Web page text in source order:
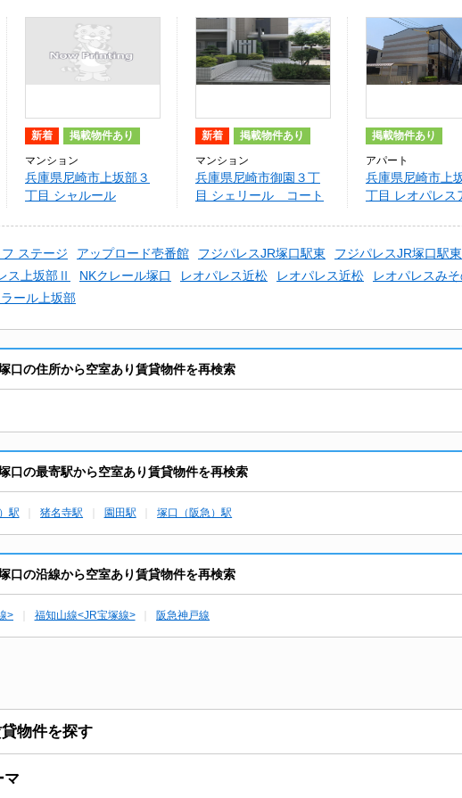
新着 掲載物件あり
マンション
兵庫県尼崎市上坂部３
丁目 シャルール
新着 掲載物件あり
マンション
兵庫県尼崎市御園３丁
目 シェリール コート
掲載物件あり
アパート
兵庫県尼崎市上
丁目 レオパレス
ステージ アップロード壱番館 フジパレスJR塚口駅東 フジパレスJR塚口駅東
ス上坂部Ⅱ NKクレール塚口 レオパレス近松 レオパレス近松 レオパレスみ
ール上坂部
口の住所から空室あり賃貸物件を再検索
口の最寄駅から空室あり賃貸物件を再検索
駅 猪名寺駅 園田駅 塚口（阪急）駅
口の沿線から空室あり賃貸物件を再検索
> 福知山線<JR宝塚線> 阪急神戸線
物件を探す
マ